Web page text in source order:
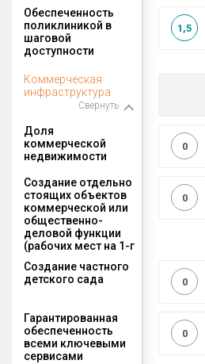
Обеспеченность
поликлиникой в
шаговой
доступности
1,5
Коммерческая
инфраструктура
Свернуть
Доля
коммерческой
недвижимости
0
Создание отдельно
стоящих объектов
коммерческой или
общественно-
деловой функции
(рабочих мест на 1-г
0
Создание частного
детского сада
0
Гарантированная
обеспеченность
всеми ключевыми
сервисами
0